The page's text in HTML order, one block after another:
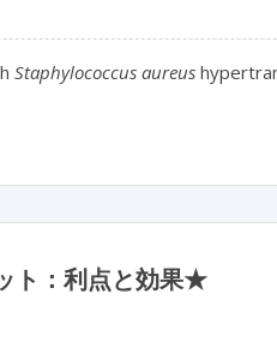
Staphylococcus aureus
ト：利点と効果★